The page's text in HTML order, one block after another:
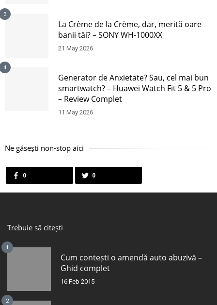
3
La Crème de la Crème, dar, merită oare
banii tăi? – SONY WH-1000XX
21 May 2026
4
Generator de Anxietate? Sau, cel mai bun
smartwatch? – Huawei Watch Fit 5 & 5 Pro
– Review Complet
11 May 2026
Ne găsești non-stop aici
0 0
Trebuie să citești
1
Cum contești o amendă auto abuzivă –
Ghid complet
16 Feb 2015
2